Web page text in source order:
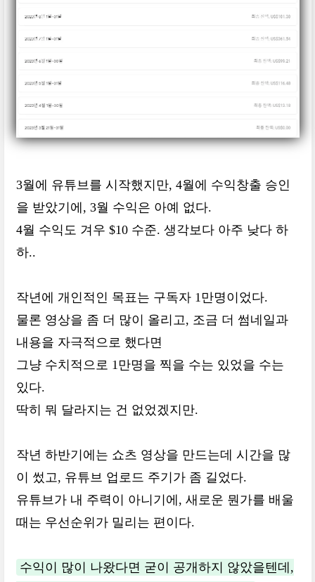
3월에 유튜브를 시작했지만, 4월에 수익창출 승인
을 받았기에, 3월 수익은 아예 없다.
4월 수익도 겨우 $10 수준. 생각보다 아주 낮다 하
하..
작년에 개인적인 목표는 구독자 1만명이었다.
물론 영상을 좀 더 많이 올리고, 조금 더 썸네일과
내용을 자극적으로 했다면
그냥 수치적으로 1만명을 찍을 수는 있었을 수는
있다.
딱히 뭐 달라지는 건 없었겠지만.
작년 하반기에는 쇼츠 영상을 만드는데 시간을 많
이 썼고, 유튜브 업로드 주기가 좀 길었다.
유튜브가 내 주력이 아니기에, 새로운 뭔가를 배울
때는 우선순위가 밀리는 편이다.
수익이 많이 나왔다면 굳이 공개하지 않았을텐데,